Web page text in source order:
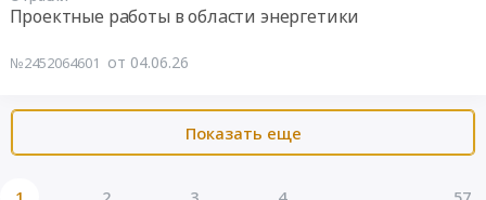
Проектные работы в области энергетики
№2452064601 от 04.06.26
Показать еще